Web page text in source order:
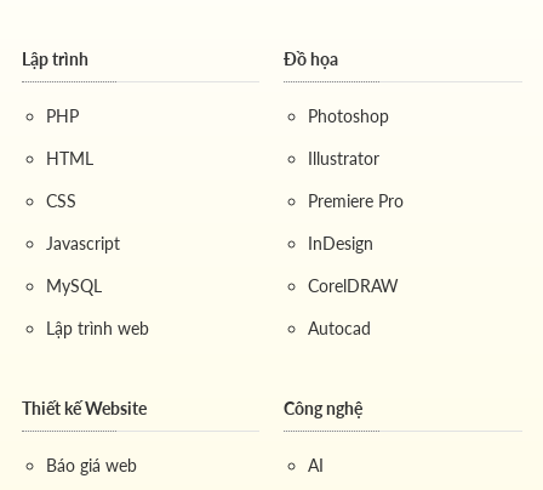
Lập trình
PHP
HTML
CSS
Javascript
MySQL
Lập trình web
Đồ họa
Photoshop
Illustrator
Premiere Pro
InDesign
CorelDRAW
Autocad
Thiết kế Website
Báo giá web
Công nghệ
AI